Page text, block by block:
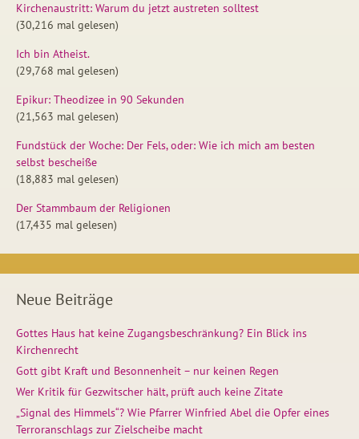
Kirchenaustritt: Warum du jetzt austreten solltest
(30,216 mal gelesen)
Ich bin Atheist.
(29,768 mal gelesen)
Epikur: Theodizee in 90 Sekunden
(21,563 mal gelesen)
Fundstück der Woche: Der Fels, oder: Wie ich mich am besten
selbst bescheiße
(18,883 mal gelesen)
Der Stammbaum der Religionen
(17,435 mal gelesen)
Neue Beiträge
Gottes Haus hat keine Zugangsbeschränkung? Ein Blick ins
Kirchenrecht
Gott gibt Kraft und Besonnenheit – nur keinen Regen
Wer Kritik für Gezwitscher hält, prüft auch keine Zitate
„Signal des Himmels“? Wie Pfarrer Winfried Abel die Opfer eines
Terroranschlags zur Zielscheibe macht